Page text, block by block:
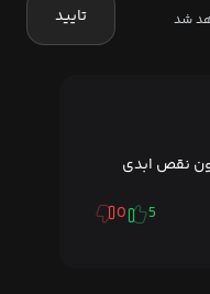
شد تایید
5
0